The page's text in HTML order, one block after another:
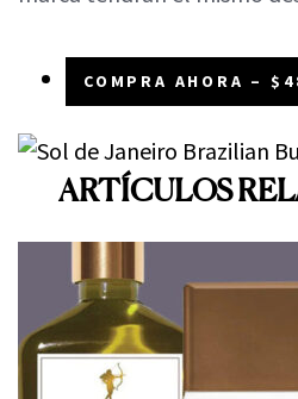
COMPRA AHORA –
ARTÍCULOS